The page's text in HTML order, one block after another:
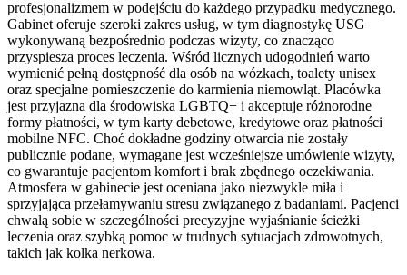
profesjonalizmem w podejściu do każdego przypadku medycznego.
Gabinet oferuje szeroki zakres usług, w tym diagnostykę USG
wykonywaną bezpośrednio podczas wizyty, co znacząco
przyspiesza proces leczenia. Wśród licznych udogodnień warto
wymienić pełną dostępność dla osób na wózkach, toalety unisex
oraz specjalne pomieszczenie do karmienia niemowląt. Placówka
jest przyjazna dla środowiska LGBTQ+ i akceptuje różnorodne
formy płatności, w tym karty debetowe, kredytowe oraz płatności
mobilne NFC. Choć dokładne godziny otwarcia nie zostały
publicznie podane, wymagane jest wcześniejsze umówienie wizyty,
co gwarantuje pacjentom komfort i brak zbędnego oczekiwania.
Atmosfera w gabinecie jest oceniana jako niezwykle miła i
sprzyjająca przełamywaniu stresu związanego z badaniami. Pacjenci
chwalą sobie w szczególności precyzyjne wyjaśnianie ścieżki
leczenia oraz szybką pomoc w trudnych sytuacjach zdrowotnych,
takich jak kolka nerkowa.